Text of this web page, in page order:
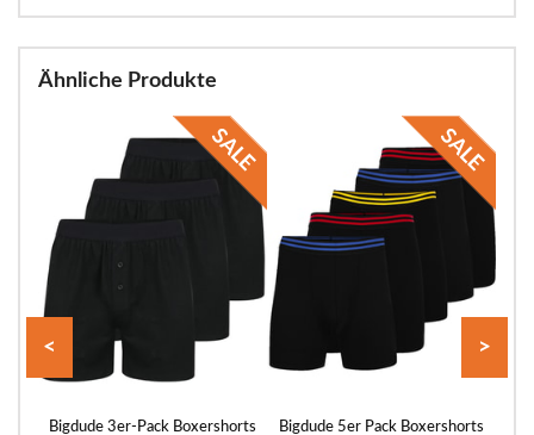
Ähnliche Produkte
Bigdude 3er-Pack Boxershorts
Bigdude 5er Pack Boxershorts
< >